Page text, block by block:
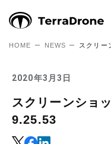
HOME NEWS スクリー
2020年3月3日
スクリーンショ
9.25.53